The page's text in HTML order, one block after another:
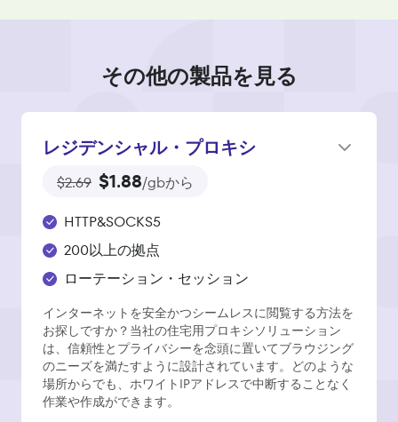
その他の製品を見る
レジデンシャル・プロキシ
$2.69 $1.88/gbから
HTTP&SOCKS5
200以上の拠点
ローテーション・セッション
インターネットを安全かつシームレスに閲覧する方法を
お探しですか？当社の住宅用プロキシソリューション
は、信頼性とプライバシーを念頭に置いてブラウジング
のニーズを満たすように設計されています。どのような
場所からでも、ホワイトIPアドレスで中断することなく
作業や作成ができます。